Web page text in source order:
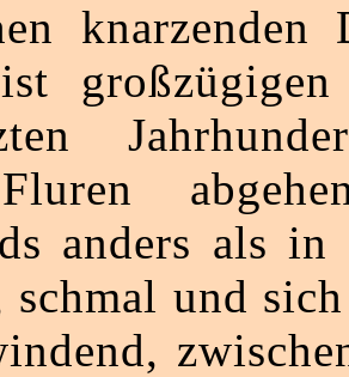
knarzenden
anders als
schmal und